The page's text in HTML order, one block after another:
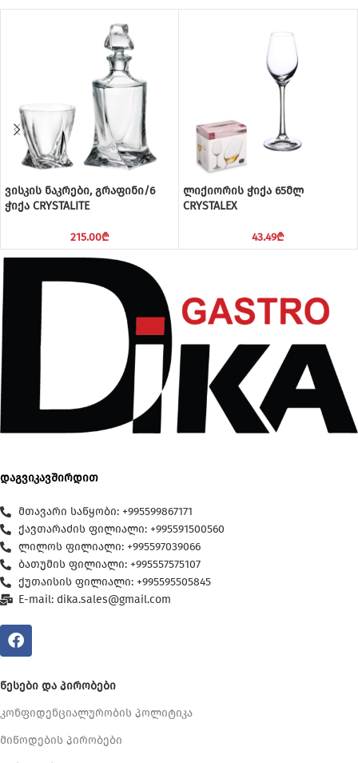
ვისკის ნაკრები, გრაფინი/6
ჭიქა CRYSTALITE
215.00₾
ლიქიორის ჭიქა 65მლ
CRYSTALEX
43.49₾
დაგვიკავშირდით
მთავარი საწყობი: +995599867171
ქავთარაძის ფილიალი: +995591500560
ლილოს ფილიალი: +995597039066
ბათუმის ფილიალი: +995557575107
ქუთაისის ფილიალი: +995595505845
E-mail: dika.sales@gmail.com
ᲬᲔᲡᲔᲑᲘ ᲓᲐ ᲞᲘᲠᲝᲑᲔᲑᲘ
კონფიდენციალურობის პოლიტიკა
მიწოდების პირობები